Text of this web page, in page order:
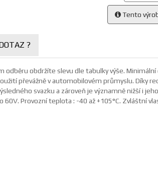
Tento
?
odběru obdržíte slevu dle tabulky výše. Minimální
převážně v automobilovém průmyslu. Díky
svazku a zároveň je významně nižší i
60V. Provozní teplota : -40 až +105°C. Zvláštní